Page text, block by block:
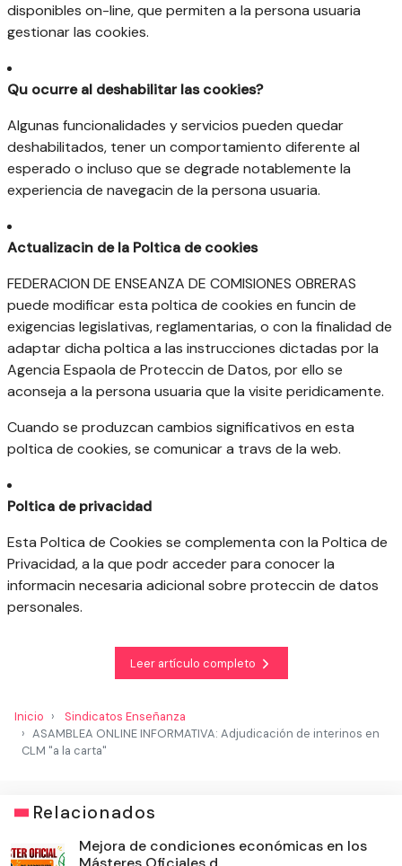
disponibles on-line, que permiten a la persona usuaria
gestionar las cookies.
Qu ocurre al deshabilitar las cookies?
Algunas funcionalidades y servicios pueden quedar
deshabilitados, tener un comportamiento diferente al
esperado o incluso que se degrade notablemente la
experiencia de navegacin de la persona usuaria.
Actualizacin de la Poltica de cookies
FEDERACION DE ENSEANZA DE COMISIONES OBRERAS
puede modificar esta poltica de cookies en funcin de
exigencias legislativas, reglamentarias, o con la finalidad de
adaptar dicha poltica a las instrucciones dictadas por la
Agencia Espaola de Proteccin de Datos, por ello se
aconseja a la persona usuaria que la visite peridicamente.
Cuando se produzcan cambios significativos en esta
poltica de cookies, se comunicar a travs de la web.
Poltica de privacidad
Esta Poltica de Cookies se complementa con la Poltica de
Privacidad, a la que podr acceder para conocer la
informacin necesaria adicional sobre proteccin de datos
personales.
Leer artículo completo
Inicio
Sindicatos Enseñanza
ASAMBLEA ONLINE INFORMATIVA: Adjudicación de interinos en
CLM "a la carta"
Relacionados
Mejora de condiciones económicas en los